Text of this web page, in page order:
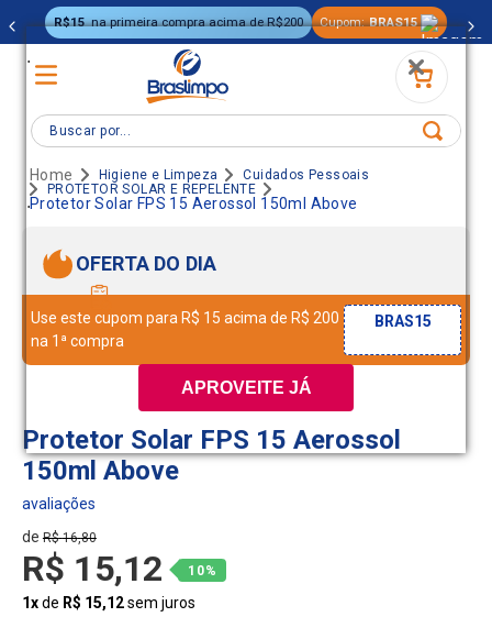
.
.
APROVEITE JÁ
R$15 na primeira compra acima de R$200 Cupom: BRAS15
Buscar por...
Higiene e Limpeza
Cuidados Pessoais
PROTETOR SOLAR E REPELENTE
Protetor Solar FPS 15 Aerossol 150ml Above
OFERTA DO DIA
Use este cupom para R$ 15 acima de R$ 200
na 1ª compra
BRAS15
Protetor Solar FPS 15 Aerossol
150ml Above
R$ 16,80
R$ 15,12 10%
1xde R$ 15,12sem juros